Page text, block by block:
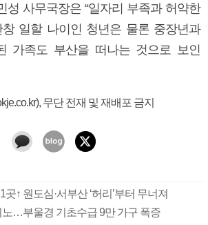
성 사무국장은 “일자리 부족과 허약한
일할 나이인 청년은 물론 중장년과
가족도 부산을 떠나는 것으로 보인
무단 전재 및 재배포 금지
↑ 원도심·서부산 ‘허리’부터 무너져
…부울경 기초수급 9만 가구 폭증